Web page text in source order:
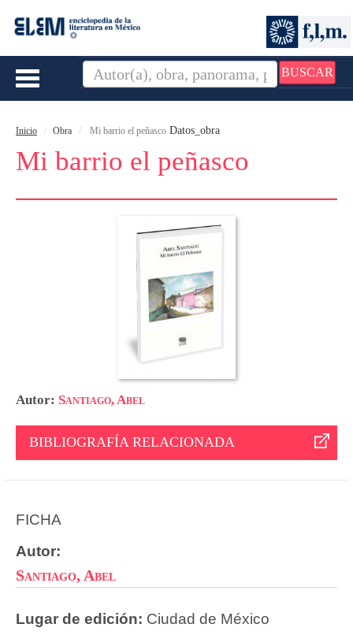
BUSCAR
Toggle
Inicio Obra Mi barrio el peñasco Datos_obra
Mi barrio el peñasco
Autor: Santiago, Abel
BIBLIOGRAFÍA RELACIONADA
FICHA
Autor:
Santiago, Abel
Lugar de edición: Ciudad de México